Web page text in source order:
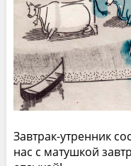
Завтрак-утренник
нас с матушкой